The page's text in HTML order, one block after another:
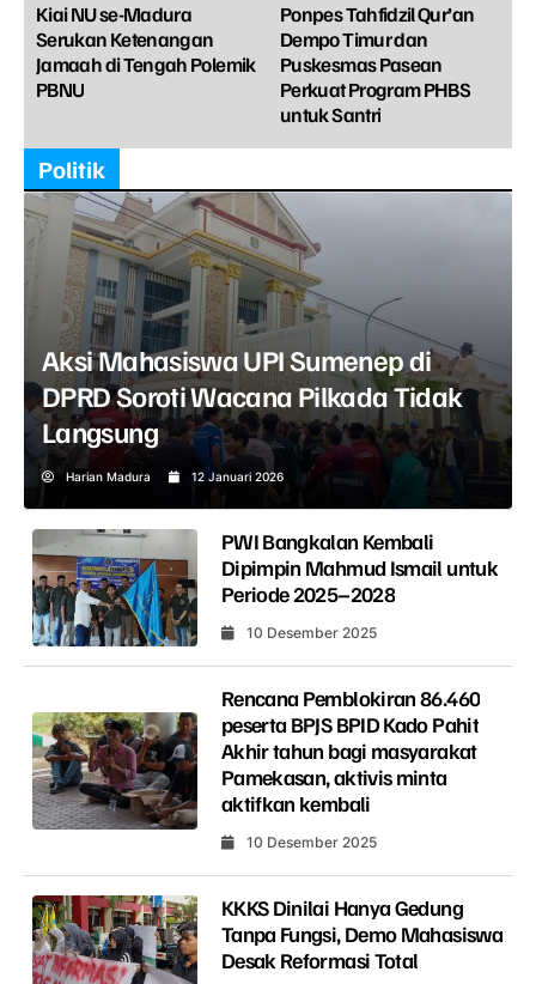
Kiai NU se-Madura
Serukan Ketenangan
Jamaah di Tengah Polemik
PBNU
Ponpes Tahfidzil Qur’an
Dempo Timur dan
Puskesmas Pasean
Perkuat Program PHBS
untuk Santri
Politik
Aksi Mahasiswa UPI Sumenep di
DPRD Soroti Wacana Pilkada Tidak
Langsung
Harian Madura 12 Januari 2026
PWI Bangkalan Kembali
Dipimpin Mahmud Ismail untuk
Periode 2025–2028
10 Desember 2025
Rencana Pemblokiran 86.460
peserta BPJS BPID Kado Pahit
Akhir tahun bagi masyarakat
Pamekasan, aktivis minta
aktifkan kembali
10 Desember 2025
KKKS Dinilai Hanya Gedung
Tanpa Fungsi, Demo Mahasiswa
Desak Reformasi Total